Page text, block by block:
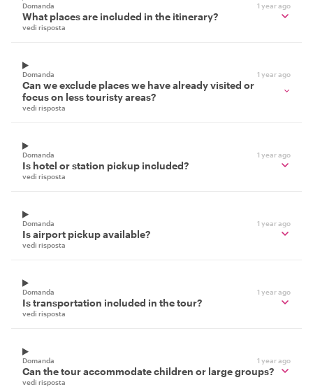
Domanda 1 year ago
What places are included in the itinerary?
vedi risposta
Domanda 1 year ago
Can we exclude places we have already visited or
focus on less touristy areas?
vedi risposta
Domanda 1 year ago
Is hotel or station pickup included?
vedi risposta
Domanda 1 year ago
Is airport pickup available?
vedi risposta
Domanda 1 year ago
Is transportation included in the tour?
vedi risposta
Domanda 1 year ago
Can the tour accommodate children or large groups?
vedi risposta